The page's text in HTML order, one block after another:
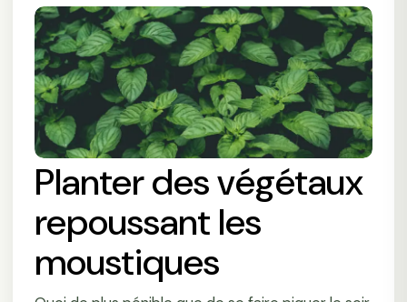
Planter des végétaux
repoussant les
moustiques